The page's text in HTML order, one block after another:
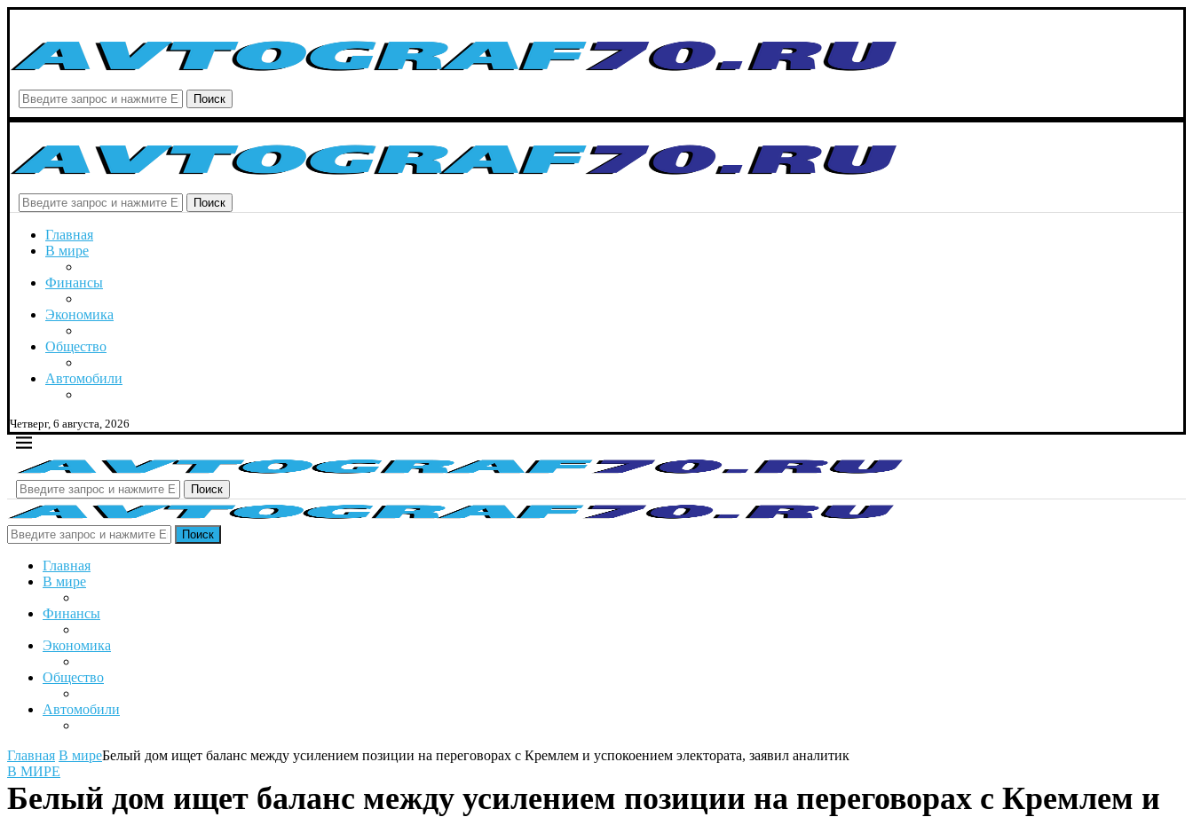
Поиск
Поиск
Главная
В мире
Финансы
Экономика
Общество
Автомобили
Четверг, 6 августа, 2026
Поиск
Поиск
Главная
В мире
Финансы
Экономика
Общество
Автомобили
Главная В миреБелый дом ищет баланс между усилением позиции на переговорах с Кремлем и успокоением электората, заявил аналитик
В МИРЕ
Белый дом ищет баланс между усилением позиции на переговорах с Кремлем и